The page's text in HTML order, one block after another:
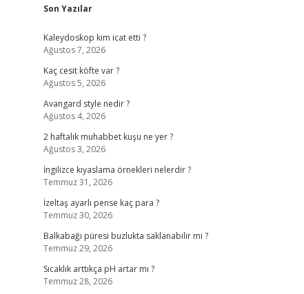
Sidebar
Son Yazılar
Kaleydoskop kim icat etti ?
Ağustos 7, 2026
Kaç cesit köfte var ?
Ağustos 5, 2026
Avangard style nedir ?
Ağustos 4, 2026
2 haftalık muhabbet kuşu ne yer ?
Ağustos 3, 2026
İngilizce kıyaslama örnekleri nelerdir ?
Temmuz 31, 2026
İzeltaş ayarlı pense kaç para ?
Temmuz 30, 2026
Balkabağı püresi buzlukta saklanabilir mi ?
Temmuz 29, 2026
Sıcaklık arttıkça pH artar mı ?
Temmuz 28, 2026